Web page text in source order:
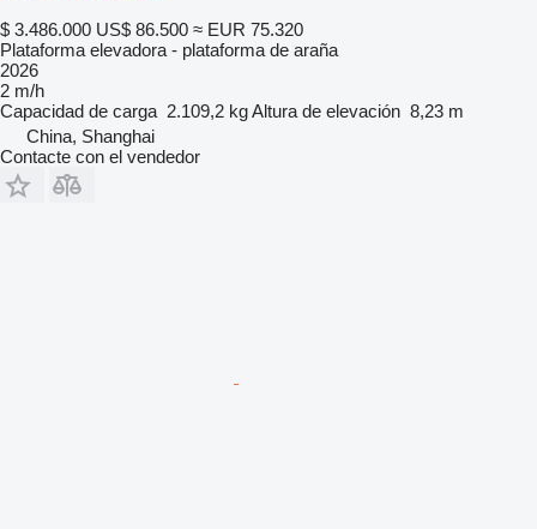
$ 3.486.000 US$ 86.500 ≈ EUR 75.320
Plataforma elevadora - plataforma de araña
2026
2 m/h
Capacidad de carga 2.109,2 kgAltura de elevación 8,23 m
China, Shanghai
Contacte con el vendedor